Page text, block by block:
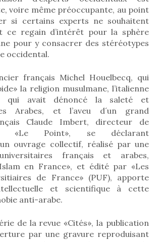
voire même préoccupante, au point
si certains experts ne souhaitent
regain d’intérêt pour la sphère
pour y consacrer des stéréotypes
occidental.
français Michel Houelbecq, qui
la religion musulmane, l’italienne
qui avait dénoncé la saleté et
Arabes, et l’aveu d´un grand
Claude Imbert, directeur de
«Le Point», se déclarant
un ouvrage collectif, réalisé par une
français et arabes,
en France», et édité par «Les
de France» (PUF), apporte
et scientifique à cette
anti-arabe.
de la revue «Cités», la publication
par une gravure reproduisant